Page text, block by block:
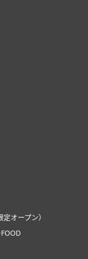
オープン）